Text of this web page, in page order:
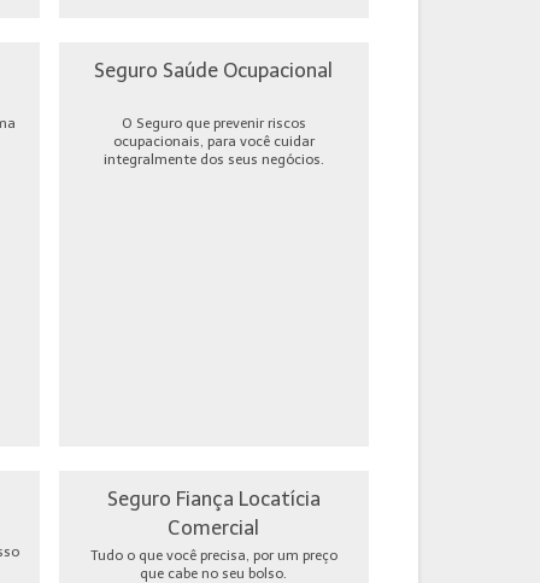
Seguro Saúde Ocupacional
O Seguro que prevenir riscos
ocupacionais, para você cuidar
integralmente dos seus negócios.
Seguro Fiança Locatícia
Comercial
Tudo o que você precisa, por um preço
que cabe no seu bolso.